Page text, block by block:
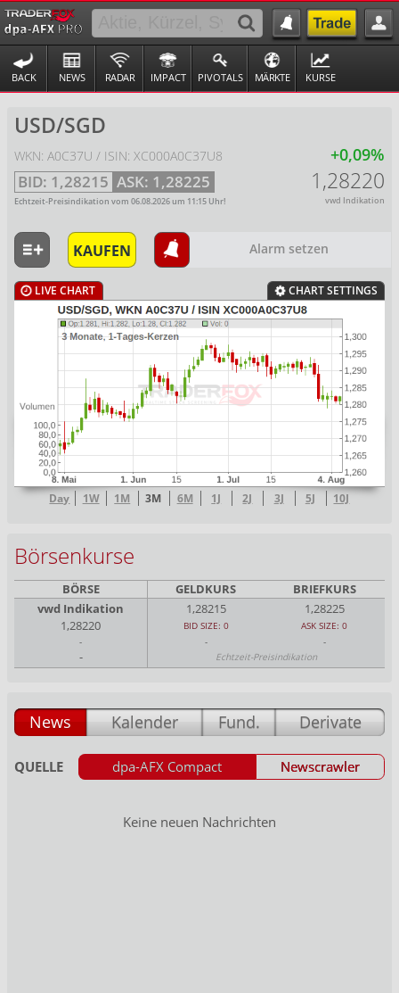
BACK NEWS RADAR IMPACT PIVOTALS MÄRKTE KURSE
USD/SGD
WKN: A0C37U / ISIN: XC000A0C37U8
BID: 1,28215 ASK: 1,28225
Echtzeit-Preisindikation vom 06.08.2026um 11:15 Uhr!
+0,09%
1,28220
vwd Indikation
KAUFEN Alarm setzen
LIVE CHART CHART SETTINGS
Day 1W 1M 3M 6M 1J 2J 3J 5J 10J
Börsenkurse
BÖRSE GELDKURS
BRIEFKURS
vwd Indikation
1,28215
1,28225
1,28220
BID SIZE: 0
ASK SIZE: 0
-
- -
- Echtzeit-Preisindikation
News Kalender Fund. Derivate
QUELLE dpa-AFX Compact Newscrawler
Keine neuen Nachrichten